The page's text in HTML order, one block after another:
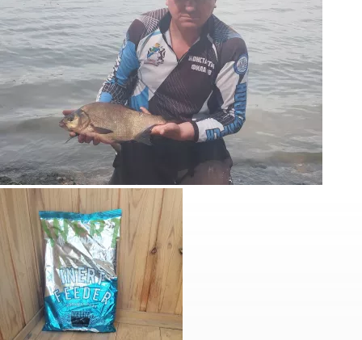
Новосибирского производителя!
Дистанция 68 метров.
Вроде ничего не упустил!
Вся рыба была отпущена!
Всем добра 🤝 и чистого неба над головой
#DUNAEV #dunaevmedia #DunaevНовосибирск